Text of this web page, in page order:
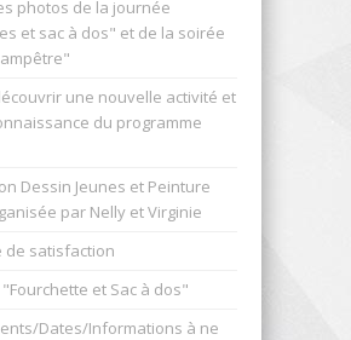
photos de la journée
et sac à dos" et de la soirée
une nouvelle activité et
du programme
Dessin Jeunes et Peinture
par Nelly et Virginie
de satisfaction
"Fourchette et Sac à dos"
Dates/Informations à ne